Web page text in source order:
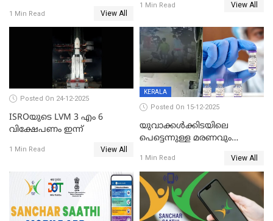
ശേഷം യഥാസ്ഥാനത്ത്
തുന്നിച്ചേർത്തു ചൈനീസ്
1 Min Read View All
1 Min Read View All
Posted On 24-12-2025
ISROയുടെ LVM 3 എം 6
വിക്ഷേപണം ഇന്ന്
1 Min Read View All
KERALA
Posted On 15-12-2025
യുവാക്കൾക്കിടയിലെ
പെട്ടെന്നുള്ള മരണവും
എയിംസ് നടത്തിയ പഠനം
പുറത്ത്; ഐസിഎംആർ
റിപ്പോർട്ട്
1 Min Read View All